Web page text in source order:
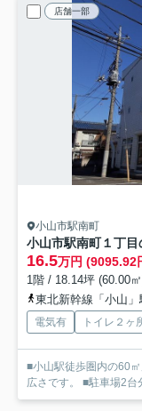
店舗一部
小山市駅南町
小山市駅南町１丁目
16.5万円 (9095.92
1階 / 18.14坪 (60.00
東北新幹線「小山
電気有 トイレ２ヶ
■小山駅徒歩圏内の60
広さです。 ■駐車場2